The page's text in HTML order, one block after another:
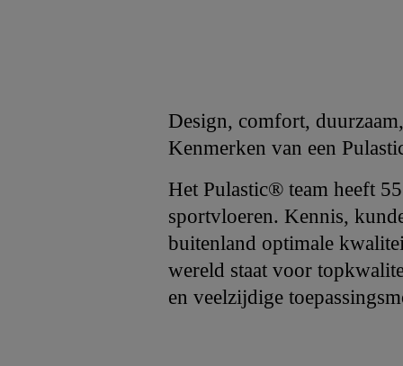
Design, comfort,
Kenmerken van een
Het Pulastic® team heeft
sportvloeren. Kennis,
buitenland optimale
wereld staat voor
en veelzijdige